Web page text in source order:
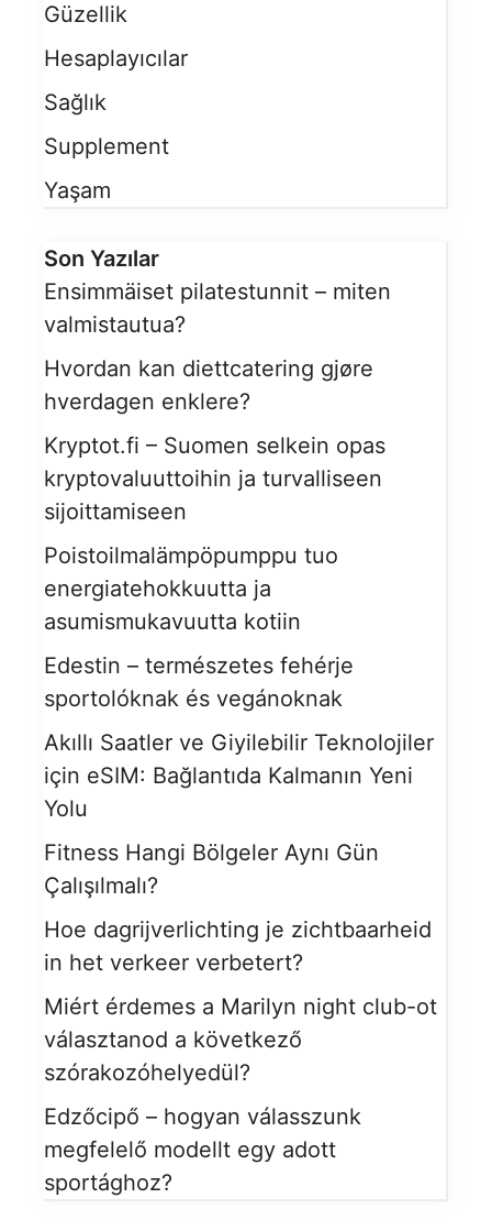
Güzellik
Hesaplayıcılar
Sağlık
Supplement
Yaşam
Son Yazılar
Ensimmäiset pilatestunnit – miten
valmistautua?
Hvordan kan diettcatering gjøre
hverdagen enklere?
Kryptot.fi – Suomen selkein opas
kryptovaluuttoihin ja turvalliseen
sijoittamiseen
Poistoilmalämpöpumppu tuo
energiatehokkuutta ja
asumismukavuutta kotiin
Edestin – természetes fehérje
sportolóknak és vegánoknak
Akıllı Saatler ve Giyilebilir Teknolojiler
için eSIM: Bağlantıda Kalmanın Yeni
Yolu
Fitness Hangi Bölgeler Aynı Gün
Çalışılmalı?
Hoe dagrijverlichting je zichtbaarheid
in het verkeer verbetert?
Miért érdemes a Marilyn night club-ot
választanod a következő
szórakozóhelyedül?
Edzőcipő – hogyan válasszunk
megfelelő modellt egy adott
sportághoz?